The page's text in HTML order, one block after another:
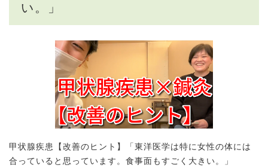
い。」
甲状腺疾患【改善のヒント】「東洋医学は特に女性の体には
合っていると思っています。食事面もすごく大きい。」